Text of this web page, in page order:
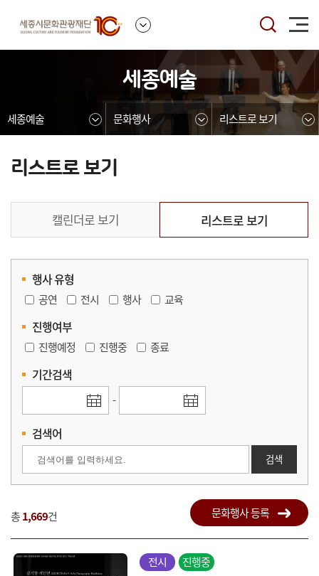
세종예술
세종예술 문화행사 리스트로 보기
리스트로 보기
캘린더로 보기 리스트로 보기
행사 유형
공연 전시 행사 교육
진행여부
진행예정 진행중 종료
기간검색
-
검색어
검색
문화행사 등록
총1,669건
전시 진행중